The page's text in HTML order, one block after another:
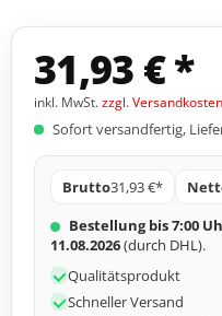
31,93 € *
inkl. MwSt.zzgl. Versandkosten
Sofort versandfertig,
Brutto31,93 €*
Bestellung bis 7:00
11.08.2026(durch DHL).
Qualitätsprodukt
Schneller Versand